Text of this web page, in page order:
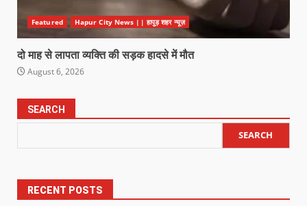
Featured Hapur City News || हापुड़ शहर न्यूज़
दो माह से लापता व्यक्ति की सड़क हादसे में मौत
August 6, 2026
SEARCH
SEARCH
RECENT POSTS